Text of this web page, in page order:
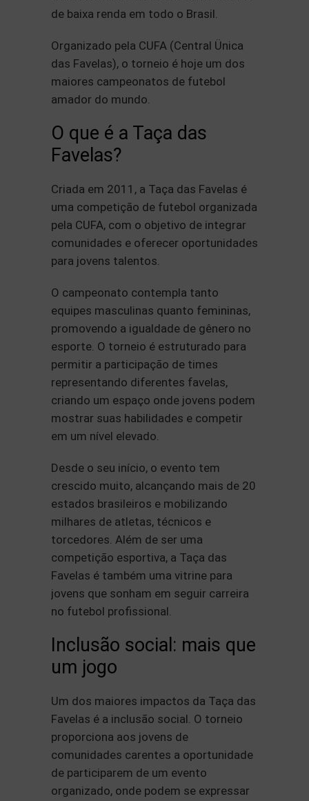
de baixa renda em todo o Brasil.
Organizado pela CUFA (Central Ünica
das Favelas), o torneio é hoje um dos
maiores campeonatos de futebol
amador do mundo.
O que é a Taça das
Favelas?
Criada em 2011, a Taça das Favelas é
uma competição de futebol organizada
pela CUFA, com o objetivo de integrar
comunidades e oferecer oportunidades
para jovens talentos.
O campeonato contempla tanto
equipes masculinas quanto femininas,
promovendo a igualdade de gênero no
esporte. O torneio é estruturado para
permitir a participação de times
representando diferentes favelas,
criando um espaço onde jovens podem
mostrar suas habilidades e competir
em um nível elevado.
Desde o seu início, o evento tem
crescido muito, alcançando mais de 20
estados brasileiros e mobilizando
milhares de atletas, técnicos e
torcedores. Além de ser uma
competição esportiva, a Taça das
Favelas é também uma vitrine para
jovens que sonham em seguir carreira
no futebol profissional.
Inclusão social: mais que
um jogo
Um dos maiores impactos da Taça das
Favelas é a inclusão social. O torneio
proporciona aos jovens de
comunidades carentes a oportunidade
de participarem de um evento
organizado, onde podem se expressar